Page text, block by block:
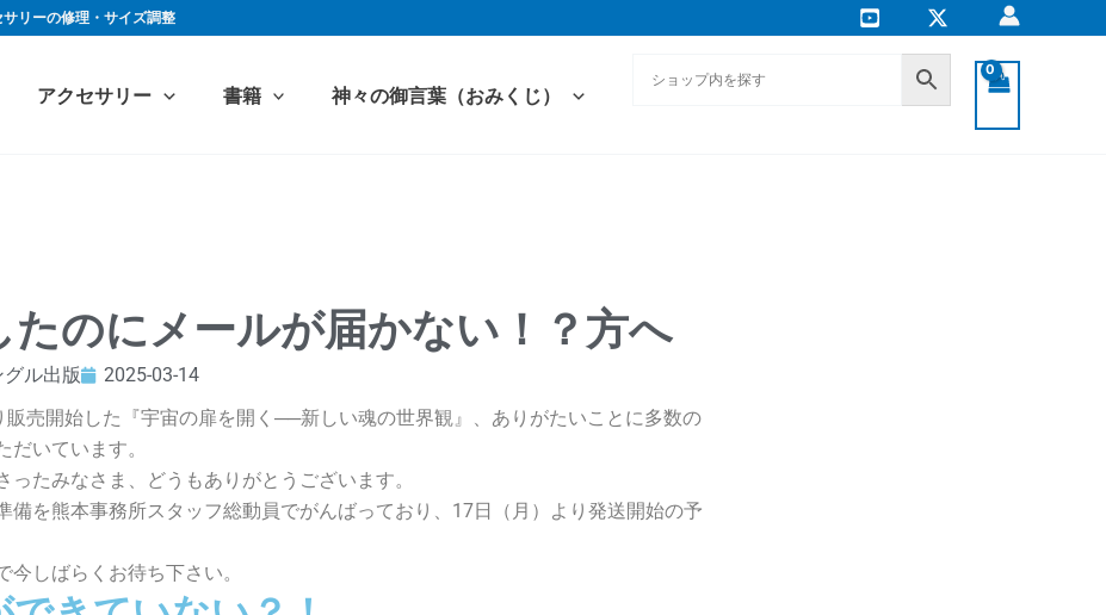
サリーの修理・サイズ調整
アクセサリー 書籍 神々の御言葉（おみくじ）
たのにメールが届かない！？方へ
グル出版
2025-03-14
販売開始した『宇宙の扉を開く──新しい魂の世界観』、ありがたいことに多数の
だいています。
ったみなさま、どうもありがとうございます。
備を熊本事務所スタッフ総動員でがんばっており、17日（月）より発送開始の予
今しばらくお待ち下さい。